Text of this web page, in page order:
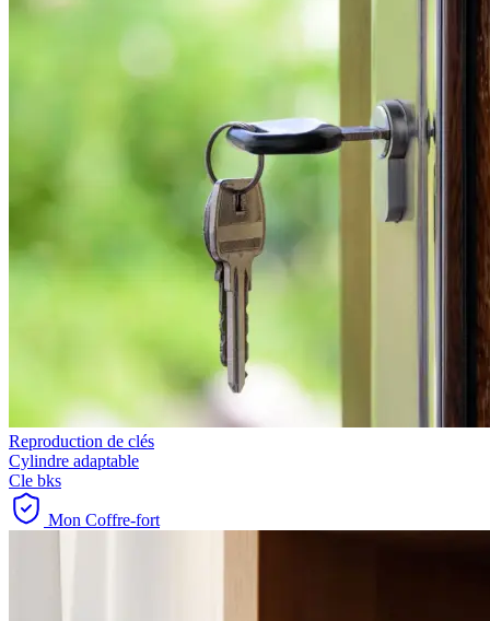
Reproduction de clés
Cylindre adaptable
Cle bks
Mon Coffre-fort